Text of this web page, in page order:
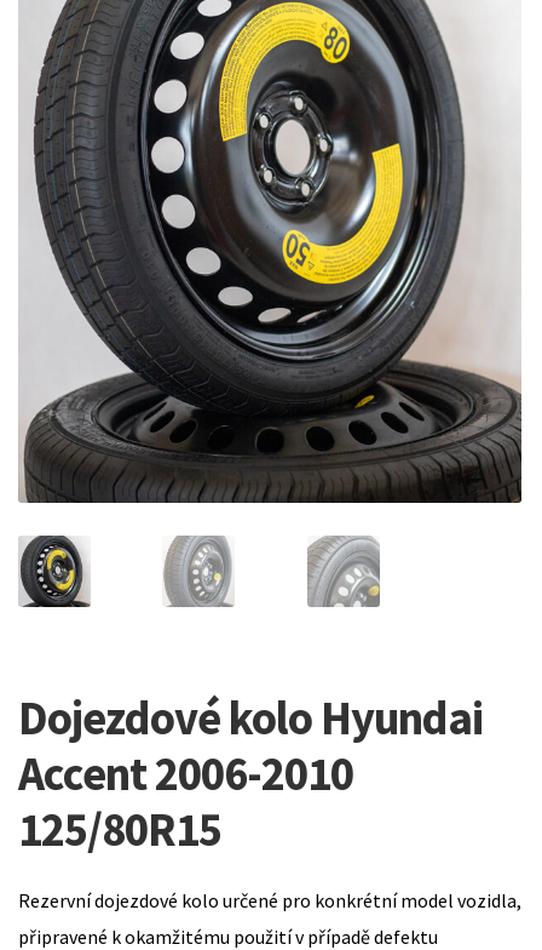
Dojezdové kolo Hyundai
Accent 2006-2010
125/80R15
Rezervní dojezdové kolo určené pro konkrétní model vozidla,
připravené k okamžitému použití v případě defektu